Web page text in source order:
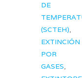
DE
(SCTEH),
EXTINCIÓN
POR
GASES,